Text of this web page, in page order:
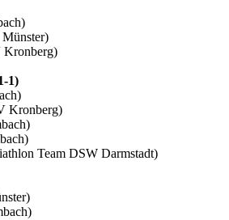
1)
Kronberg)
Team DSW Darmstadt)